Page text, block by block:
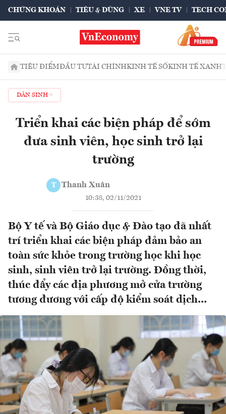
CHỨNG KHOÁN TIÊU & DÙNG XE VNE TV TECH
TIÊU ĐIỂMĐẦU TƯTÀI CHÍNHKINH TẾ SỐKINH TẾ XANH
DÂN SINH
Triển khai các biện pháp để sớm
đưa sinh viên, học sinh trở lại
trường
T Thanh Xuân
10:38, 02/11/2021
Bộ Y tế và Bộ Giáo dục & Đào tạo đã nhất
trí triển khai các biện pháp đảm bảo an
toàn sức khỏe trong trường học khi học
sinh, sinh viên trở lại trường. Đồng thời,
thúc đẩy các địa phương mở cửa trường
tương đương với cấp độ kiểm soát dịch...